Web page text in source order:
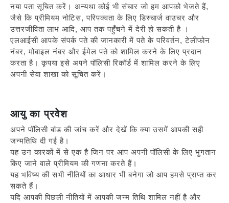
नया पता सूचित करें। अन्यथा कोई भी संचार जो हम आपको भेजते हैं,
जैसे कि प्रीमियम नोटिस, परिपक्वता के लिए डिस्चार्ज वाउचर और
उत्तरजीविता लाभ आदि, आप तक पहुँचने में देरी हो सकती है ।
एलआईसी आपके संपर्क पते की जानकारी में पते के परिवर्तन, टेलीफोन
नंबर, मोबाइल नंबर और ईमेल पते को शामिल करने के लिए प्रदान
करता है। कृपया इसे अपने पॉलिसी रिकॉर्ड में शामिल करने के लिए
अपनी सेवा शाखा को सूचित करें।
आयु का प्रवेश
अपने पॉलिसी बांड की जांच करें और देखें कि क्या उसमें आपकी सही
जन्मतिथि दी गई है।
यह उन कारकों में से एक है जिन पर आप अपनी पॉलिसी के लिए भुगतान
किए जाने वाले प्रीमियम की गणना करते हैं।
यह भविष्य की सभी नीतियों का आधार भी बनेगा जो आप हमसे प्राप्त कर
सकते हैं।
यदि आपकी पिछली नीतियों में आपकी जन्म तिथि शामिल नहीं है और